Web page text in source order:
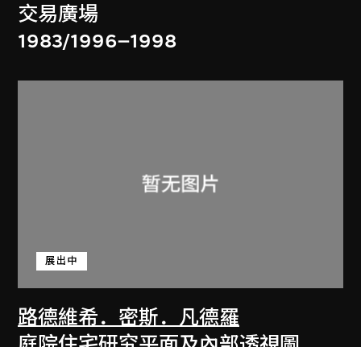
交易廣場
1983/1996–1998
路德維希．密斯．凡德羅
展出中